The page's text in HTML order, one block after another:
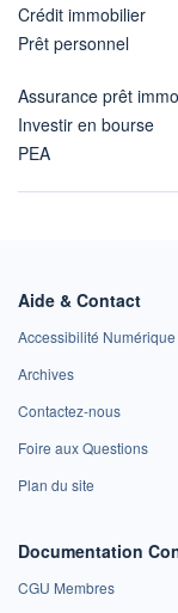
Crédit immobilier
Prêt personnel
Assurance prêt
Investir en bourse
PEA
Aide & Contact
Accessibilité
Archives
Contactez-nous
Foire aux Questions
Plan du site
Documentation
CGU Membres